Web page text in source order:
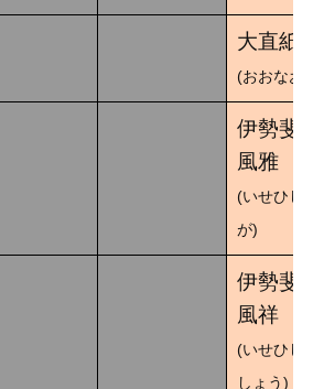
大直紙
(おおなお
伊勢斐
風雅
(いせひし
が)
伊勢斐
風祥
(いせひし
しょう)